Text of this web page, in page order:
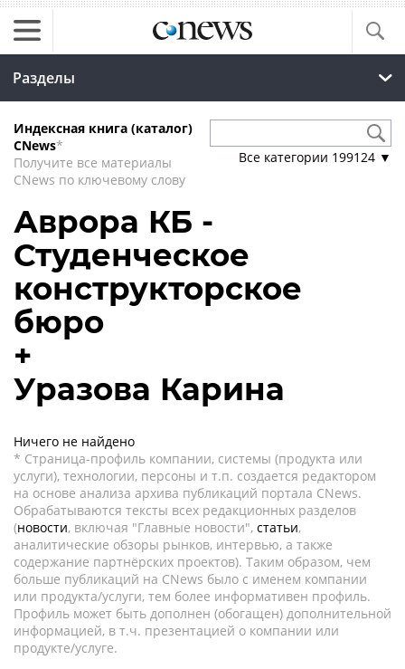
Разделы
Индексная книга (каталог)
CNews*
Получите все материалы
CNews по ключевому слову
Все категории 199124 ▼
Аврора КБ -
Студенческое
конструкторское
бюро
+
Уразова Карина
Ничего не найдено
* Страница-профиль компании, системы (продукта или
услуги), технологии, персоны и т.п. создается редактором
на основе анализа архива публикаций портала CNews.
Обрабатываются тексты всех редакционных разделов
(новости, включая "Главные новости", статьи,
аналитические обзоры рынков, интервью, а также
содержание партнёрских проектов). Таким образом, чем
больше публикаций на CNews было с именем компании
или продукта/услуги, тем более информативен профиль.
Профиль может быть дополнен (обогащен) дополнительной
информацией, в т.ч. презентацией о компании или
продукте/услуге.